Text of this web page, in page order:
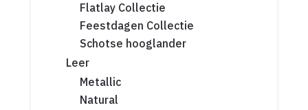
Flatlay Collectie
Feestdagen Collectie
Schotse hooglander
Leer
Metallic
Natural